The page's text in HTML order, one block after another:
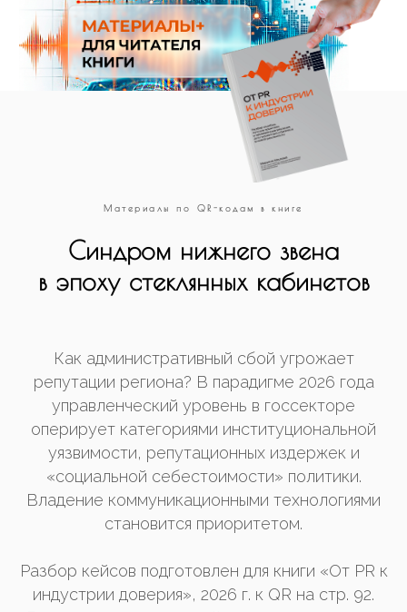
Материалы по QR-кодам в книге
Синдром нижнего звена
в эпоху стеклянных кабинетов
Как административный сбой угрожает
репутации региона? В парадигме 2026 года
управленческий уровень в госсекторе
оперирует категориями институциональной
уязвимости, репутационных издержек и
«социальной себестоимости» политики.
Владение коммуникационными технологиями
становится приоритетом.
Разбор кейсов подготовлен для книги «От PR к
индустрии доверия», 2026 г. к QR на стр. 92.